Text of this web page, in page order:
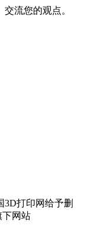
流您的观点。
3D打印网给予删
下网站